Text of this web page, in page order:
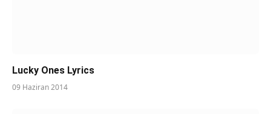
Lucky Ones Lyrics
09 Haziran 2014